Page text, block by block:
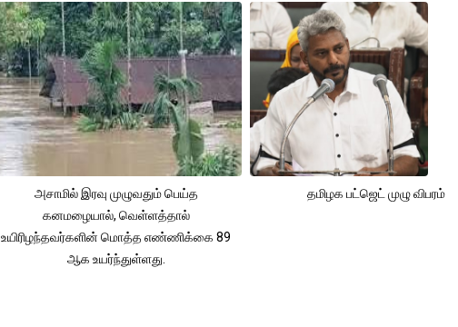
அசாமில் இரவு முழுவதும் பெய்த
கனமழையால், வெள்ளத்தால்
உயிரிழந்தவர்களின் மொத்த எண்ணிக்கை 89
ஆக உயர்ந்துள்ளது.
தமிழக பட்ஜெட் முழு விபரம்